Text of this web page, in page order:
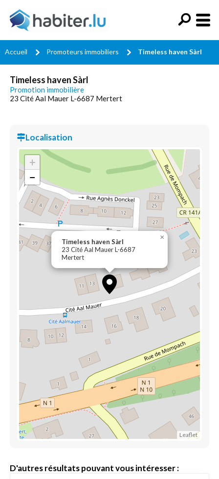
Accueil Promoteurs immobiliers Timeless haven Sàrl
Timeless haven Sàrl
Promotion immobilière
23 Cité Aal Mauer L-6687 Mertert
Localisation
Timeless haven Sàrl
23 Cité Aal Mauer L-6687
Mertert
×
+
−
Leaflet
D'autres résultats pouvant vous intéresser :